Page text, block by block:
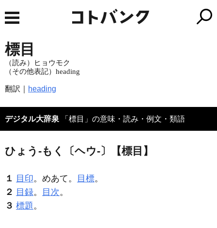
標目
（読み）ヒョウモク
（その他表記）heading
翻訳｜ heading
デジタル大辞泉 「標目」の意味・読み・例文・類語
ひょう‐もく〔ヘウ‐〕【標目】
１ 目印。めあて。 目標。
２ 目録。 目次。
３ 標題。